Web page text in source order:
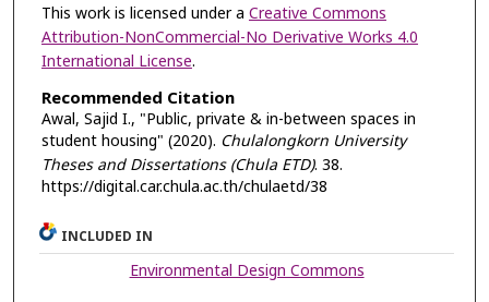
This work is licensed under a Creative Commons
Attribution-NonCommercial-No Derivative Works 4.0
International License.
Recommended Citation
Awal, Sajid I., "Public, private & in-between spaces in
student housing" (2020). Chulalongkorn University
Theses and Dissertations (Chula ETD). 38.
https://digital.car.chula.ac.th/chulaetd/38
INCLUDED IN
Environmental Design Commons